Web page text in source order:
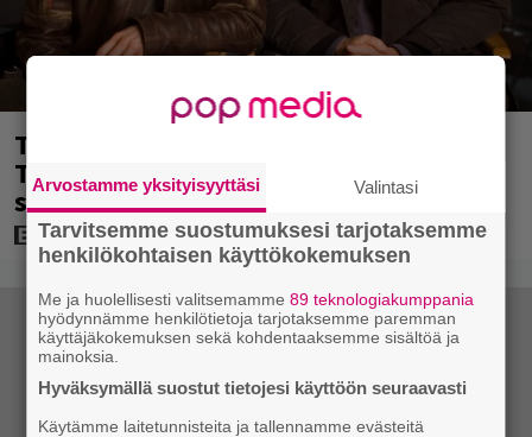
Tänään tv:ssä: Steven Spielbergin ja
Tom Cruisen kaveruus loppui 21 vuotta
sitten – Syynä Cruisen nolo käytös
Arvostamme yksityisyyttäsi Valintasi
Tarvitsemme suostumuksesi tarjotaksemme
henkilökohtaisen käyttökokemuksen
Me ja huolellisesti valitsemamme89 teknologiakumppania
hyödynnämme henkilötietoja tarjotaksemme paremman
käyttäjäkokemuksen sekä kohdentaaksemme sisältöä ja
mainoksia.
Hyväksymällä suostut tietojesi käyttöön seuraavasti
Käytämme laitetunnisteita ja tallennamme evästeitä